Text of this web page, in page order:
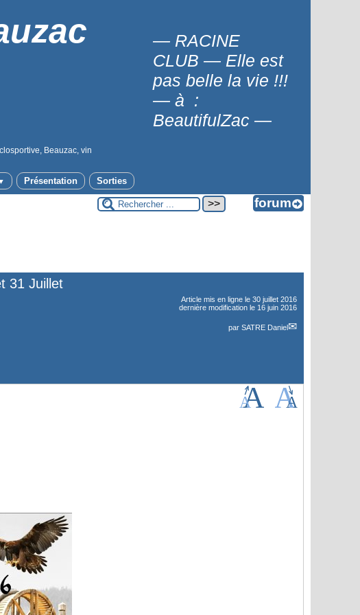
— RACINE
CLUB — Elle est
pas belle la vie !!!
— à :
BeautifulZac —
Beauzac, vin
Présentation Sorties
31 Juillet
Article mis en ligne le 30 juillet 2016
dernière modification le 16 juin 2016
par SATRE Daniel